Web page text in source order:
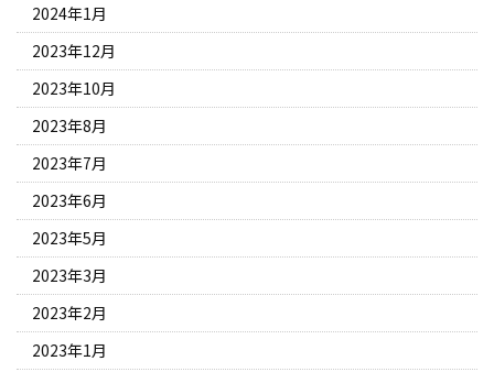
2024年1月
2023年12月
2023年10月
2023年8月
2023年7月
2023年6月
2023年5月
2023年3月
2023年2月
2023年1月